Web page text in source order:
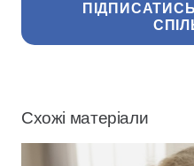
Схожі матеріали